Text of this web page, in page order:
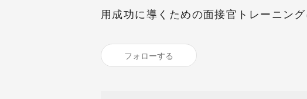
用成功に導くための面接官トレーニン
フォローする